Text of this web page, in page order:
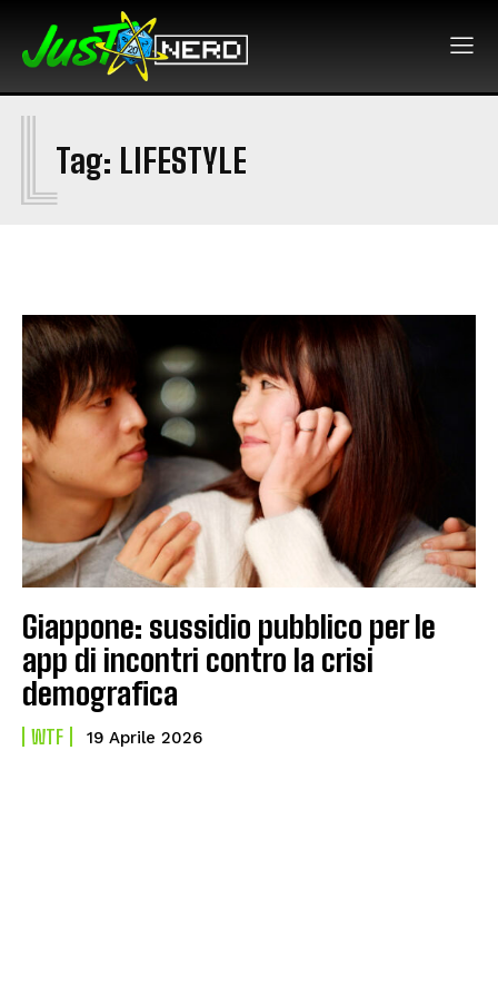
Tag: LIFESTYLE
L
Giappone: sussidio pubblico per le
app di incontri contro la crisi
demografica
WTF 19 Aprile 2026